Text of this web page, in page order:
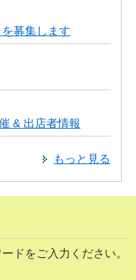
募集します
& 出店者情報
もっと見る
ドをご入力ください。